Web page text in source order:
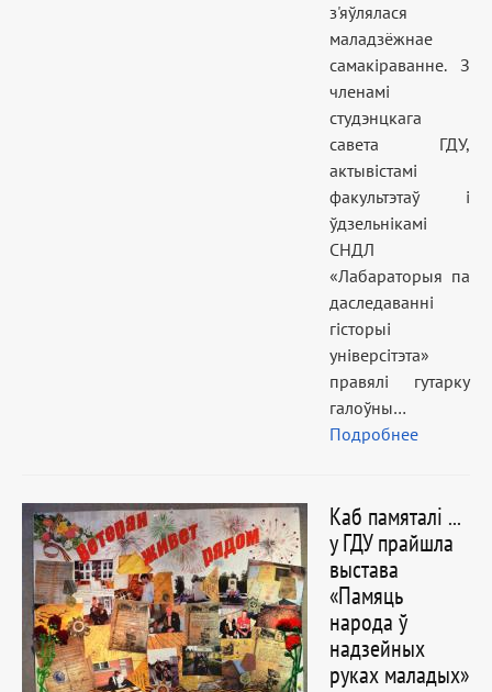
з'яўлялася
маладзёжнае
самакіраванне. З
членамі
студэнцкага
савета ГДУ,
актывістамі
факультэтаў і
ўдзельнікамі
СНДЛ
«Лабараторыя па
даследаванні
гісторыі
універсітэта»
правялі гутарку
галоўны…
Подробнее
Каб памяталі ...
у ГДУ прайшла
выстава
«Памяць
народа ў
надзейных
руках маладых»